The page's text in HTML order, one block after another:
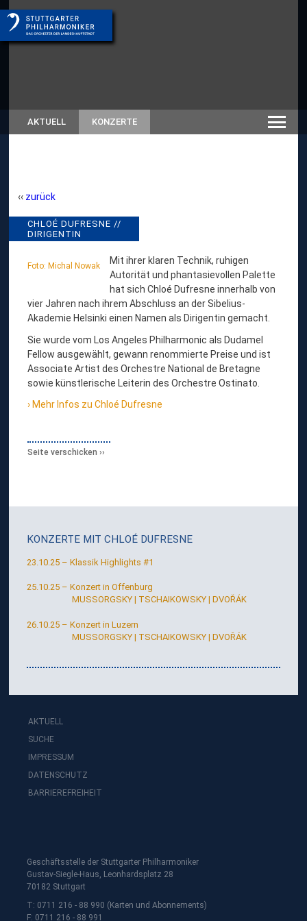
AKTUELL KONZERTE
zurück
C
H
L
É
D
U
F
R
E
N
E
I
R
I
G
E
T
N
CHLOÉ DUFRESNE //
DIRIGENTIN
Foto: Michal Nowak
Mit ihrer klaren Technik, ruhigen
Autorität und phantasievollen Palette
hat sich Chloé Dufresne innerhalb von
vier Jahren nach ihrem Abschluss an der Sibelius-
Akademie Helsinki einen Namen als Dirigentin gemacht.
Sie wurde vom Los Angeles Philharmonic als Dudamel
Fellow ausgewählt, gewann renommierte Preise und ist
Associate Artist des Orchestre National de Bretagne
sowie künstlerische Leiterin des Orchestre Ostinato.
Mehr Infos zu Chloé Dufresne
KONZERTE MIT CHLOÉ DUFRESNE
23.10.25 – Klassik Highlights #1
25.10.25 – Konzert in Offenburg
MUSSORGSKY | TSCHAIKOWSKY | DVOŘÁK
26.10.25 – Konzert in Luzern
MUSSORGSKY | TSCHAIKOWSKY | DVOŘÁK
Seite verschicken
AKTUELL
SUCHE
IMPRESSUM
DATENSCHUTZ
BARRIEREFREIHEIT
Geschäftsstelle der Stuttgarter Philharmoniker
Gustav-Siegle-Haus, Leonhardsplatz 28
70182 Stuttgart
T: 0711 216 - 88 990 (Karten und Abonnements)
F: 0711 216 - 88 991